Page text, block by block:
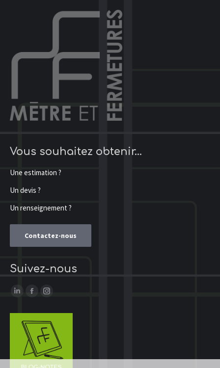
Vous souhaitez obtenir…
Une estimation ?
Un devis ?
Un renseignement ?
Contactez-nous
Suivez-nous
LinkedIn
opens
new
window
Facebook
opens
new
window
Instagram
opens
in
new
window